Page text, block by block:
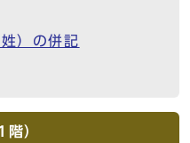
）の併記
）